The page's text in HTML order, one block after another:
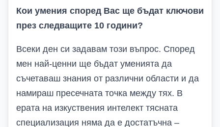
Кои умения според Вас ще бъдат ключови
през следващите 10 години?
Всеки ден си задавам този въпрос. Според
мен най-ценни ще бъдат уменията да
съчетаваш знания от различни области и да
намираш пресечната точка между тях. В
ерата на изкуствения интелект тясната
специализация няма да е достатъчна –